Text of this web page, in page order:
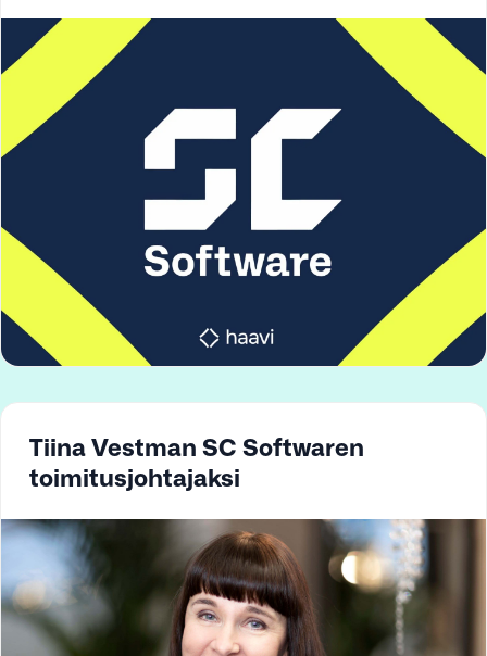
Tiina Vestman SC Softwaren
toimitusjohtajaksi